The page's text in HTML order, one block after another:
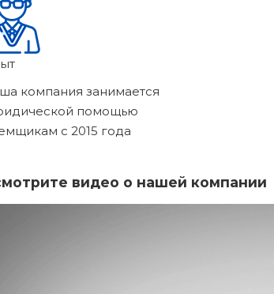
компания занимается
помощью
с 2015 года
видео о нашей компании